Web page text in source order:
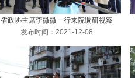
省政协主席李微微一行来院调研视察
发布时间：2021-12-08